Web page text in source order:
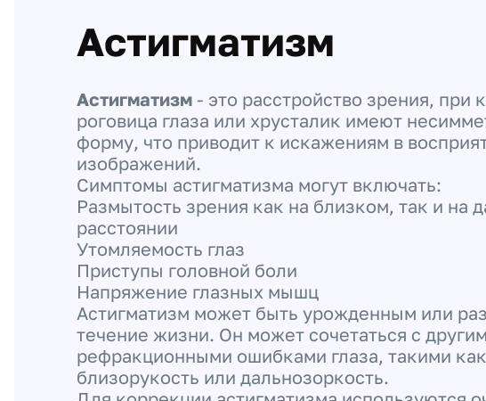
Астигматизм
Астигматизм - это расстройство зрения, при
роговица глаза или хрусталик имеют
форму, что приводит к искажениям в
изображений.
Симптомы астигматизма могут включать:
Размытость зрения как на близком, так и на
расстоянии
Утомляемость глаз
Приступы головной боли
Напряжение глазных мышц
Астигматизм может быть урожденным или
течение жизни. Он может сочетаться с
рефракционными ошибками глаза, такими как
близорукость или дальнозоркость.